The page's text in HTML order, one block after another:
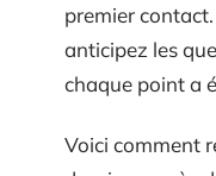
premier
anticipez les
chaque point a
Voici comment